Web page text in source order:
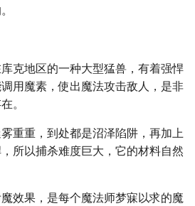
克地区的一种大型猛兽，有着强悍
用魔素，使出魔法攻击敌人，是非
。
重重，到处都是沼泽陷阱，再加上
所以捕杀难度巨大，它的材料自然
效果，是每个魔法师梦寐以求的魔